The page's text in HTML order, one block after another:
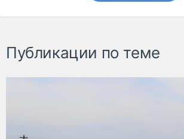
Публикации по теме